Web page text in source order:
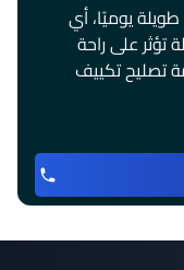
يوميًا، أي
على راحة
تصليح تكييف